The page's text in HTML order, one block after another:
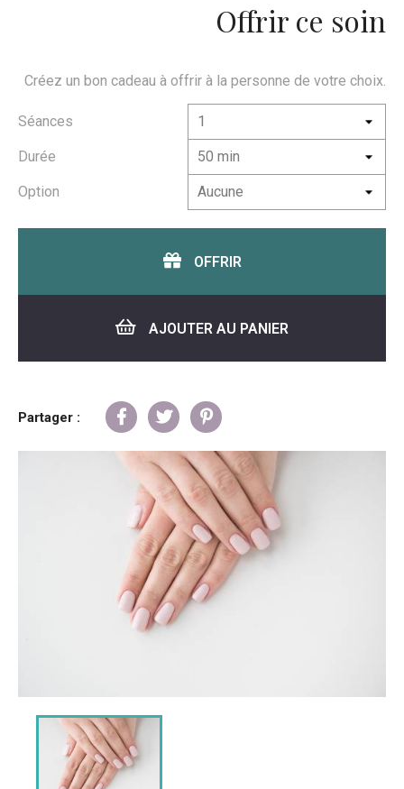
Offrir ce soin
Créez un bon cadeau à offrir à la personne de votre choix.
Séances
Durée
Option
OFFRIR
AJOUTER AU PANIER
Partager :